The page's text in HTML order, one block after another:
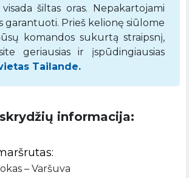
šiltas oras. Nepakartojami
garantuoti. Prieš kelionę siūlome
komandos sukurtą straipsnį,
geriausias ir įspūdingiausias
Tailande.
informacija:
– Varšuva